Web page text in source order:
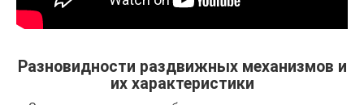
Разновидности раздвижных механизмов и
их характеристики